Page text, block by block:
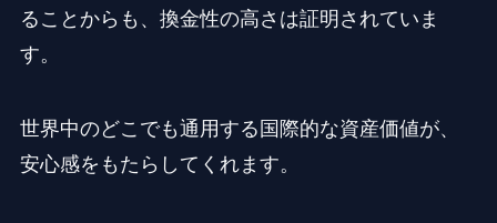
ることからも、換金性の高さは証明されていま
す。
世界中のどこでも通用する国際的な資産価値が、
安心感をもたらしてくれます。